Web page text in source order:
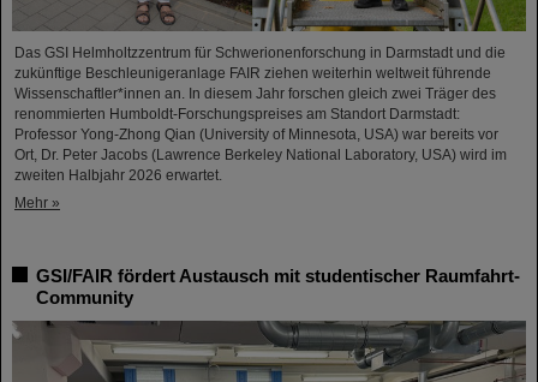
Das GSI Helmholtzzentrum für Schwerionenforschung in Darmstadt und die
zukünftige Beschleunigeranlage FAIR ziehen weiterhin weltweit führende
Wissenschaftler*innen an. In diesem Jahr forschen gleich zwei Träger des
renommierten Humboldt-Forschungspreises am Standort Darmstadt:
Professor Yong-Zhong Qian (University of Minnesota, USA) war bereits vor
Ort, Dr. Peter Jacobs (Lawrence Berkeley National Laboratory, USA) wird im
zweiten Halbjahr 2026 erwartet.
Mehr »
GSI/FAIR fördert Austausch mit studentischer Raumfahrt-
Community